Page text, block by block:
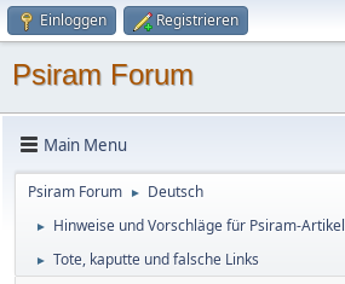
Einloggen Registrieren
Psiram Forum
Main Menu
Psiram Forum ► Deutsch
► Hinweise und Vorschläge für Psiram-Artikel
► Tote, kaputte und falsche Links